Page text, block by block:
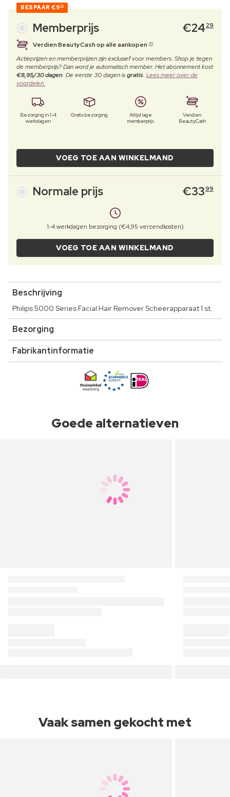
BESPAAR €970
Memberprijs €24 29
Verdien BeautyCash op alle aankopen
Actieprijzen en memberprijzen zijn exclusief voor members. Shop je tegen
de memberprijs? Dan word je automatisch member. Het abonnement kost
€8,95/30 dagen. De eerste 30 dagen isgratis. Lees meer over de
voordelen.
Bezorging in 1-4
werkdagen
Gratis bezorging
Altijd lage
memberprijs
Verdien
BeautyCash
VOEG TOE AAN WINKELMAND
Normale prijs €3399
1-4 werkdagen bezorging (€4,95 verzendkosten)
VOEG TOE AAN WINKELMAND
Beschrijving
Philips 5000 Series Facial Hair Remover Scheerapparaat 1 st.
Bezorging
Fabrikantinformatie
Goede alternatieven
Vaak samen gekocht met